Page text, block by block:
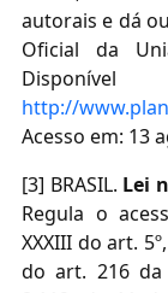
autorais e dá
Oficial da
http://
Acesso em: 13
[3] BRASIL. Lei
Regula o
XXXIII do art.
do art. 216 da